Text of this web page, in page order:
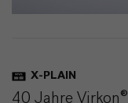
X-PLAIN
40 Jahre